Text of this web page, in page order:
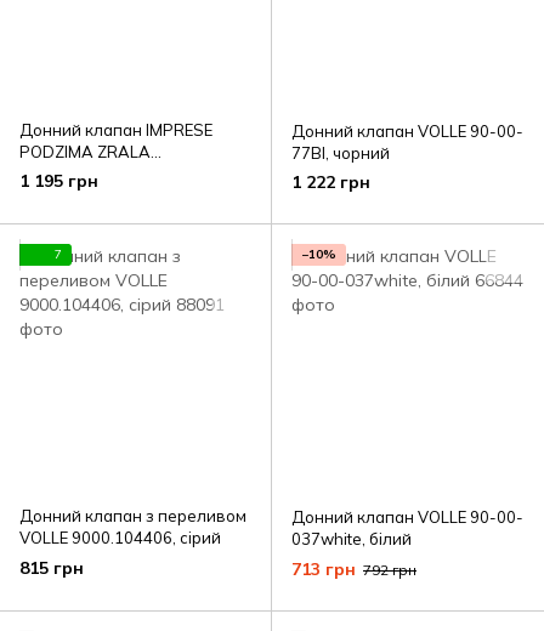
Донний клапан IMPRESE
PODZIMA ZRALA
ZMK02170851
1 195 грн
Донний клапан VOLLE 90-00-
77Bl, чорний
1 222 грн
7
Донний клапан з переливом
VOLLE 9000.104406, сірий
815 грн
−10%
Донний клапан VOLLE 90-00-
037white, білий
713 грн 792 грн